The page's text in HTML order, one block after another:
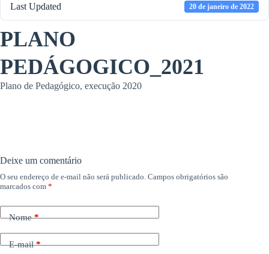
Last Updated 20 de janeiro de 2022
PLANO
PEDÁGOGICO_2021
Plano de Pedagógico, execução 2020
Deixe um comentário
O seu endereço de e-mail não será publicado. Campos obrigatórios são
marcados com *
Nome*
E-mail*